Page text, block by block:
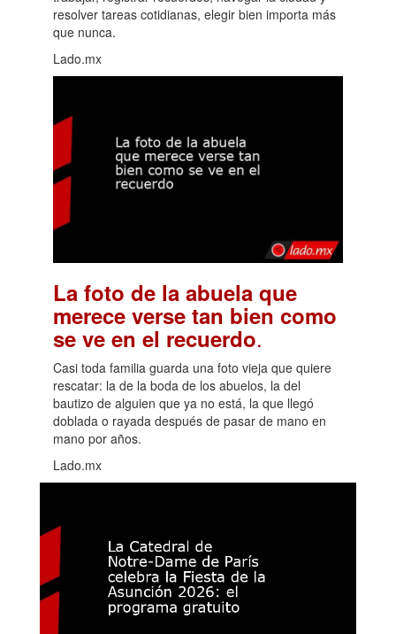
resolver tareas cotidianas, elegir bien importa más
que nunca.
Lado.mx
La foto de la abuela que
merece verse tan bien como
se ve en el recuerdo.
Casi toda familia guarda una foto vieja que quiere
rescatar: la de la boda de los abuelos, la del
bautizo de alguien que ya no está, la que llegó
doblada o rayada después de pasar de mano en
mano por años.
Lado.mx